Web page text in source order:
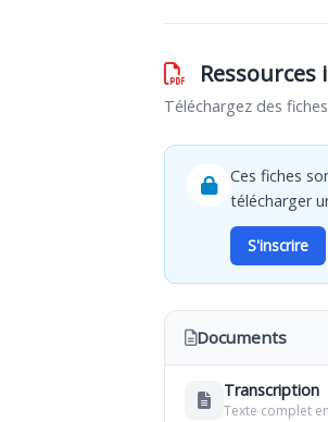
Téléchargez des
Ces fiches
télécharger
S'inscrire
Documents
Transcription
Texte complet